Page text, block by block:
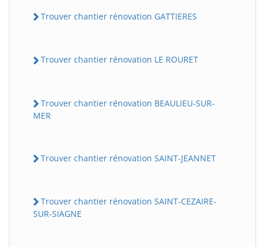
Trouver chantier rénovation GATTIERES
Trouver chantier rénovation LE ROURET
Trouver chantier rénovation BEAULIEU-SUR-
MER
Trouver chantier rénovation SAINT-JEANNET
Trouver chantier rénovation SAINT-CEZAIRE-
SUR-SIAGNE